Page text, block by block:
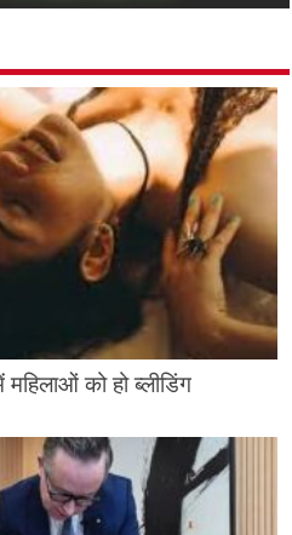
को हो ब्लीडिंग